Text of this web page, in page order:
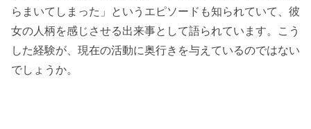
らまいてしまった」というエピソードも知られていて、彼
女の人柄を感じさせる出来事として語られています。こう
した経験が、現在の活動に奥行きを与えているのではない
でしょうか。